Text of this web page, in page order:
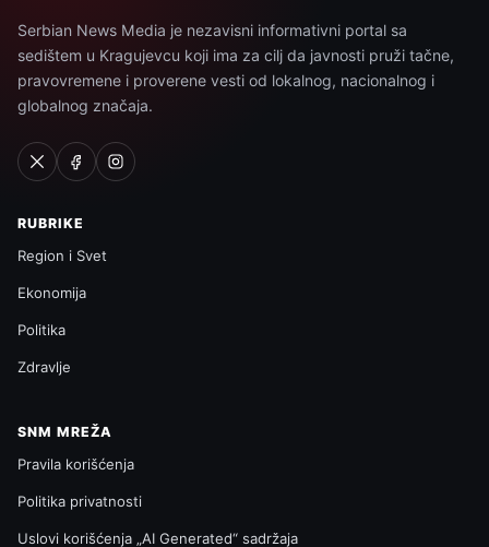
Serbian News Media je nezavisni informativni portal sa
sedištem u Kragujevcu koji ima za cilj da javnosti pruži tačne,
pravovremene i proverene vesti od lokalnog, nacionalnog i
globalnog značaja.
RUBRIKE
Region i Svet
Ekonomija
Politika
Zdravlje
SNM MREŽA
Pravila korišćenja
Politika privatnosti
Uslovi korišćenja „AI Generated“ sadržaja